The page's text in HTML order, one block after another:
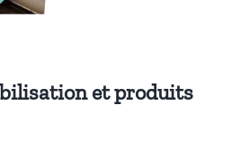
et produits